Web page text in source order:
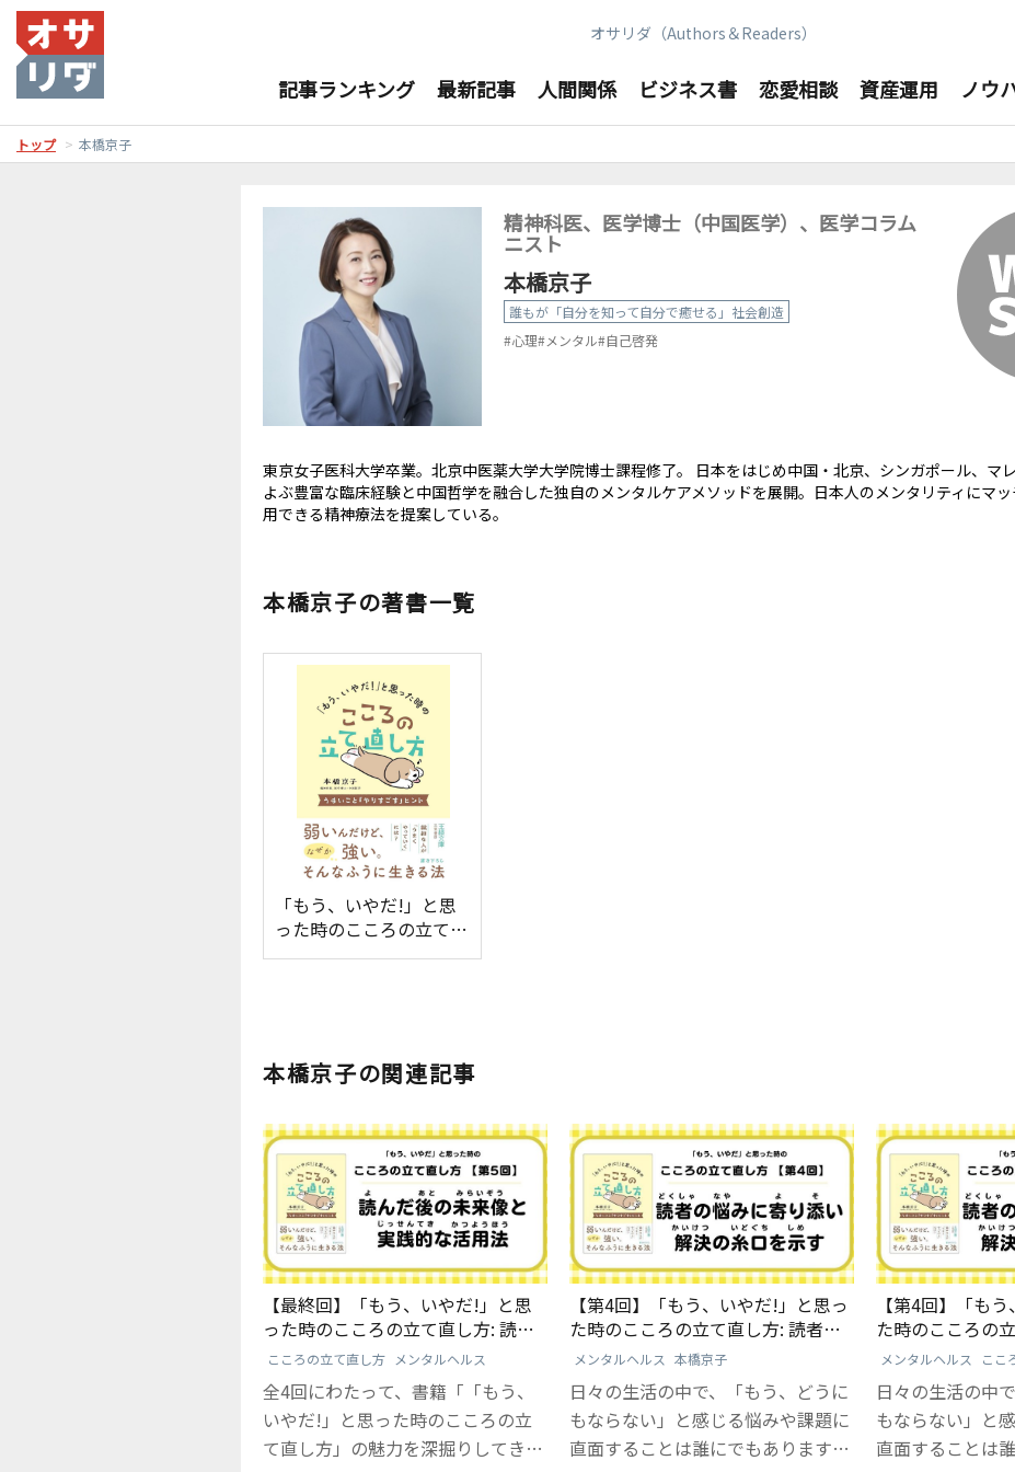
オサリダ（Authors＆Readers）
記事ランキング 最新記事 人間関係 ビジネス書 恋愛相談 資産運用 ノウ
トップ 本橋京子
精神科医、医学博士（中国医学）、医学コラム
ニスト
本橋京子
誰もが「自分を知って自分で癒せる」社会創造
#心理#メンタル#自己啓発
東京女子医科大学卒業。北京中医薬大学大学院博士課程修了。 日本をはじめ中国・北京、シンガポール、マ
よぶ豊富な臨床経験と中国哲学を融合した独自のメンタルケアメソッドを展開。日本人のメンタリティにマ
用できる精神療法を提案している。
本橋京子の著書一覧
「もう、いやだ!」と思
った時のこころの立て直
し方: うまいこと「やり
本橋京子の関連記事
【最終回】「もう、いやだ!」と思
った時のこころの立て直し方: 読ん
だ後の未来像と実践的な活用法
こころの立て直し方 メンタルヘルス
全4回にわたって、書籍「「もう、
いやだ!」と思った時のこころの立
て直し方」の魅力を深掘りしてきま
【第4回】「もう、いやだ!」と思っ
た時のこころの立て直し方: 読者の
悩みに寄り添い、解決の糸口を示す
メンタルヘルス 本橋京子
日々の生活の中で、「もう、どうに
もならない」と感じる悩みや課題に
直面することは誰にでもあります。
【第4回】「も
た時のこころの
悩みに寄り添い
メンタルヘルス ここ
日々の生活の中
もならない」と
直面することは